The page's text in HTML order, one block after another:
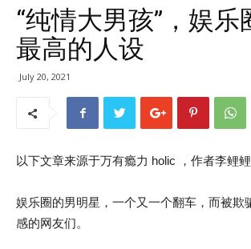
“纯情大男孩”，娱乐
最高的人设
July 20, 2021
以下文章来源于万有瘾力 holic ，作者李鲤鲤
娱乐圈的男明星，一个又一个翻车，而被欺
感的网友们。